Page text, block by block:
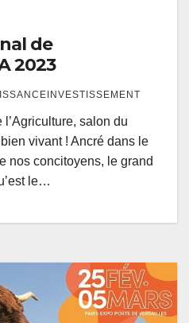
de
2023
salon du
vivant ! Ancré dans le
nos concitoyens, le grand
le…